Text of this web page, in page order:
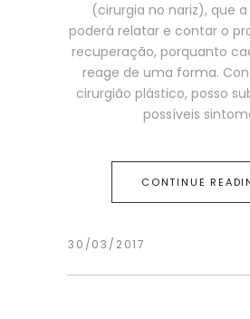
(cirurgia no nariz), que
poderá relatar e contar o
recuperação, porquanto
reage de uma forma.
cirurgião plástico, posso
possíveis
CONTINUE
30/03/2017